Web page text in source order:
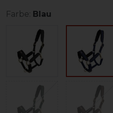
Farbe: Blau